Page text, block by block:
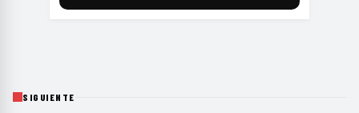
SIGUIENTE